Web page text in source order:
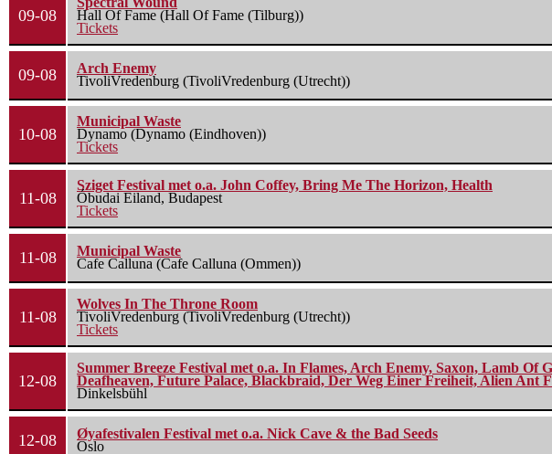
09-08
Hall Of Fame (Hall Of Fame (Tilburg))
Tickets
09-08
Arch Enemy
TivoliVredenburg (TivoliVredenburg (Utrecht))
10-08
Municipal Waste
Dynamo (Dynamo (Eindhoven))
Tickets
11-08
Sziget Festival met o.a. John Coffey, Bring Me The Horizon, Health
Óbudai Eiland, Budapest
Tickets
11-08
Municipal Waste
Cafe Calluna (Cafe Calluna (Ommen))
11-08
Wolves In The Throne Room
TivoliVredenburg (TivoliVredenburg (Utrecht))
Tickets
12-08
Summer Breeze Festival met o.a. In Flames, Arch Enemy, Saxon, Lamb
Deafheaven, Future Palace, Blackbraid, Der Weg Einer Freiheit, Alien
Dinkelsbühl
12-08
Øyafestivalen Festival met o.a. Nick Cave & the Bad Seeds
Oslo